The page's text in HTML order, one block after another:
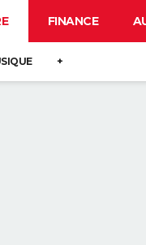
FINANCE
+